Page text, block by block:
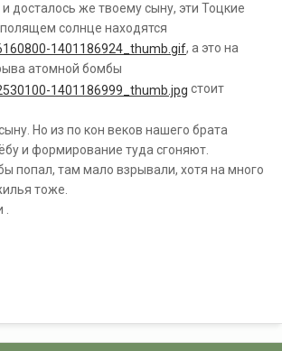
досталось же твоему сыну, эти Тоцкие
солнце находятся
, а это на
атомной бомбы
стоит
Но из по кон веков нашего брата
и формирование туда сгоняют.
попал, там мало взрывали, хотя на много
тоже.